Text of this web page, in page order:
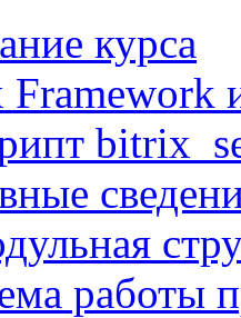
курса
работы